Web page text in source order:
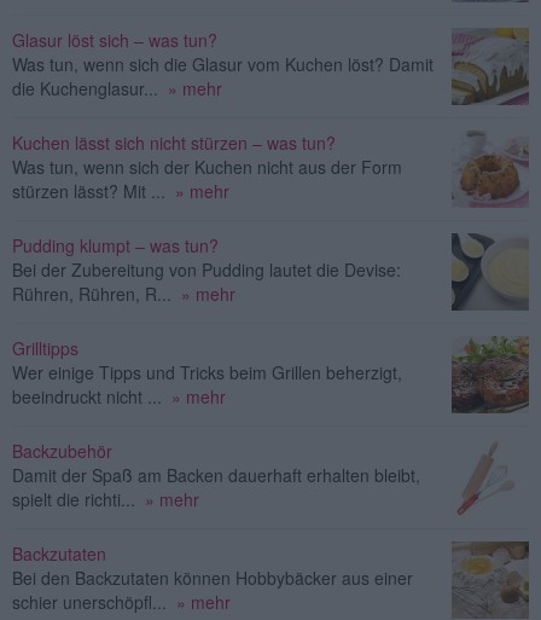
Glasur löst sich – was tun?
Was tun, wenn sich die Glasur vom Kuchen löst? Damit
die Kuchenglasur... » mehr
Kuchen lässt sich nicht stürzen – was tun?
Was tun, wenn sich der Kuchen nicht aus der Form
stürzen lässt? Mit ... » mehr
Pudding klumpt – was tun?
Bei der Zubereitung von Pudding lautet die Devise:
Rühren, Rühren, R... » mehr
Grilltipps
Wer einige Tipps und Tricks beim Grillen beherzigt,
beeindruckt nicht ... » mehr
Backzubehör
Damit der Spaß am Backen dauerhaft erhalten bleibt,
spielt die richti... » mehr
Backzutaten
Bei den Backzutaten können Hobbybäcker aus einer
schier unerschöpfl... » mehr